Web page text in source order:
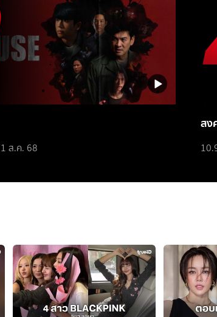
1 ส.ค. 68
สง